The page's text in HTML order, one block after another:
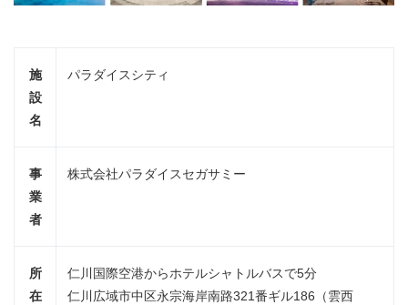
施
設
名
パラダイスシティ
事
業
者
株式会社パラダイスセガサミー
所
在
仁川国際空港からホテルシャトルバスで5分
仁川広域市中区永宗海岸南路321番ギル186（雲西